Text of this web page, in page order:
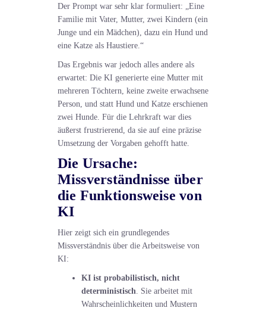
Der Prompt war sehr klar formuliert: „Eine
Familie mit Vater, Mutter, zwei Kindern (ein
Junge und ein Mädchen), dazu ein Hund und
eine Katze als Haustiere.“
Das Ergebnis war jedoch alles andere als
erwartet: Die KI generierte eine Mutter mit
mehreren Töchtern, keine zweite erwachsene
Person, und statt Hund und Katze erschienen
zwei Hunde. Für die Lehrkraft war dies
äußerst frustrierend, da sie auf eine präzise
Umsetzung der Vorgaben gehofft hatte.
Die Ursache:
Missverständnisse über
die Funktionsweise von
KI
Hier zeigt sich ein grundlegendes
Missverständnis über die Arbeitsweise von
KI:
KI ist probabilistisch, nicht
deterministisch . Sie arbeitet mit
Wahrscheinlichkeiten und Mustern